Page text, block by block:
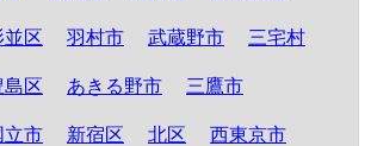
並区 羽村市 武蔵野市 三宅村
島区 あきる野市 三鷹市
立市 新宿区 北区 西東京市